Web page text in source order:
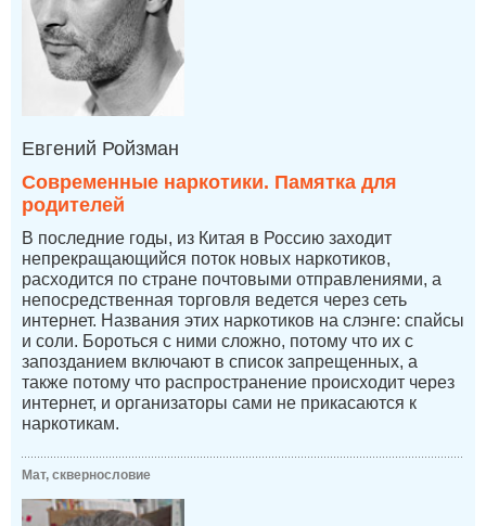
Евгений Ройзман
Современные наркотики. Памятка для
родителей
В последние годы, из Китая в Россию заходит
непрекращающийся поток новых наркотиков,
расходится по стране почтовыми отправлениями, а
непосредственная торговля ведется через сеть
интернет. Названия этих наркотиков на слэнге: спайсы
и соли. Бороться с ними сложно, потому что их с
запозданием включают в список запрещенных, а
также потому что распространение происходит через
интернет, и организаторы сами не прикасаются к
наркотикам.
Мат, сквернословие